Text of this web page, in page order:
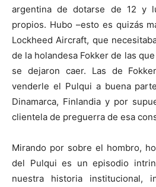
argentina de dotarse de 12 y
propios. Hubo –esto es quizás
Lockheed Aircraft, que
de la holandesa Fokker de las
se dejaron caer. Las de
venderle el Pulqui a buena
Dinamarca, Finlandia y por
clientela de preguerra de esa
Mirando por sobre el hombro,
del Pulqui es un episodio
nuestra historia institucional,